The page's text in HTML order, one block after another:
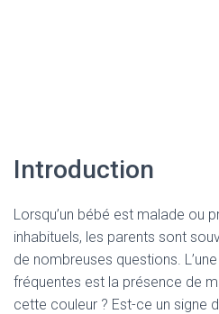
Introduction
Lorsqu’un bébé est malade ou
inhabituels, les parents sont
de nombreuses questions.
fréquentes est la présence de
cette couleur ? Est-ce un signe